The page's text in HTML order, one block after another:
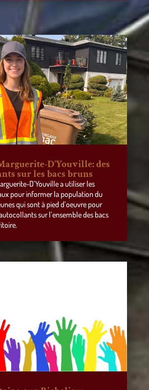
D’Youville: des
sur les bacs bruns
D’Youville a utiliser les
pour informer la population du
qui sont à pied d’oeuvre pour
sur l’ensemble des bacs